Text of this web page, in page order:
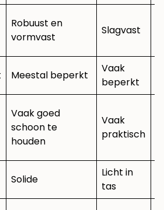
Robuust en
vormvast
Slagvast
Meestal beperkt
Vaak
beperkt
Vaak goed
schoon te
houden
Vaak
praktisch
Solide
Licht in
tas